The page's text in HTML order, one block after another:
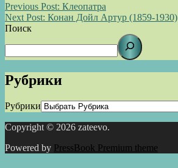
Previous Post: Клеопатра
Next Post: Конан Дойл Артур (1859-1930)
Поиск
Рубрики
Рубрики
Copyright © 2026 zateevo.
Powered by PressBook Premium theme